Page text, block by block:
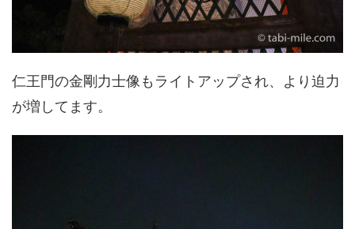
仁王門の金剛力士像もライトアップされ、より迫力
が増してます。